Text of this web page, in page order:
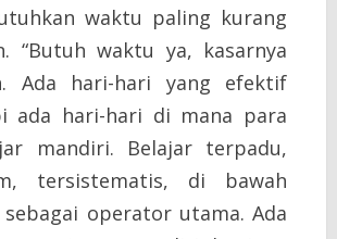
waktu paling kurang
“Butuh waktu ya, kasarnya
Ada hari-hari yang efektif
ada hari-hari di mana para
mandiri. Belajar terpadu,
tersistematis, di bawah
sebagai operator utama. Ada